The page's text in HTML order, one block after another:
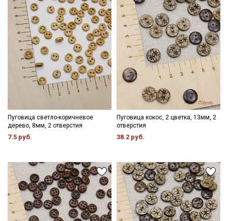
Пуговица светло-коричневое
дерево, 8мм, 2 отверстия
7.5 руб.
Пуговица кокос, 2 цветка, 13мм, 2
отверстия
38.2 руб.